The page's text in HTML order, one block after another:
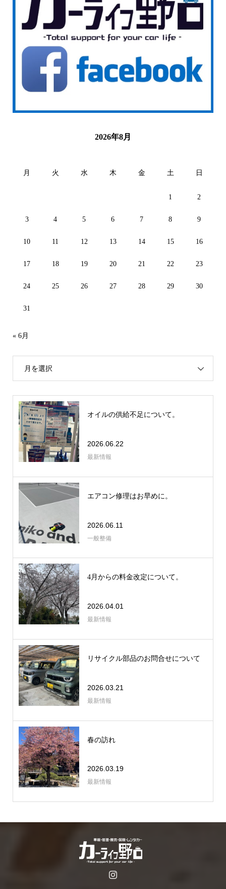
2026年8月
月 火 水 木 金 土 日
1 2
3 4 5 6 7 8 9
10 11 12 13 14 15 16
17 18 19 20 21 22 23
24 25 26 27 28 29 30
31
« 6月
月を選択
オイルの供給不足について。
2026.06.22
最新情報
エアコン修理はお早めに。
2026.06.11
一般整備
4月からの料金改定について。
2026.04.01
最新情報
リサイクル部品のお問合せについて
2026.03.21
最新情報
春の訪れ
2026.03.19
最新情報